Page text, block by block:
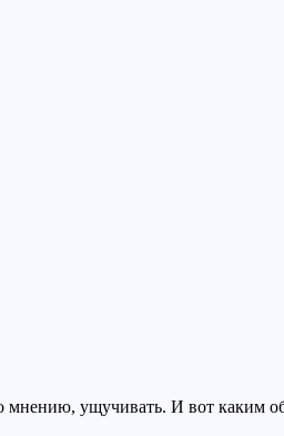
ущучивать. И вот каким